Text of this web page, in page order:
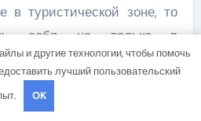
в туристической зоне, то
себя не только в
но и в туристическом. В
туризм будет
и другие технологии, чтобы помочь
лучший пользовательский
OK